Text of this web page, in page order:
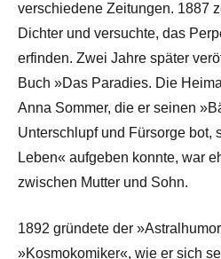
verschiedene Zeitungen. 1887
Dichter und versuchte, das
erfinden. Zwei Jahre später
Buch »Das Paradies. Die
Anna Sommer, die er seinen
Unterschlupf und Fürsorge bot,
Leben« aufgeben konnte, war
zwischen Mutter und Sohn.
1892 gründete der
»Kosmokomiker«, wie er sich